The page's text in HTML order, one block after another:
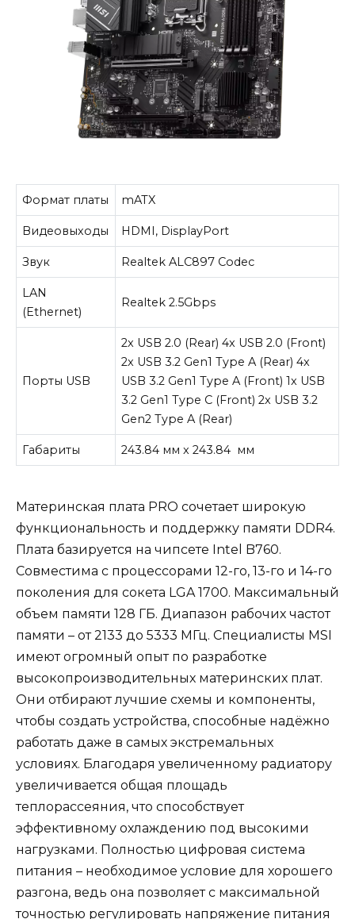
Формат платы mATX
Видеовыходы HDMI, DisplayPort
Звук Realtek ALC897 Codec
LAN
(Ethernet)
Realtek 2.5Gbps
Порты USB
2x USB 2.0 (Rear) 4x USB 2.0 (Front)
2x USB 3.2 Gen1 Type A (Rear) 4x
USB 3.2 Gen1 Type A (Front) 1x USB
3.2 Gen1 Type C (Front) 2x USB 3.2
Gen2 Type A (Rear)
Габариты 243.84 мм x 243.84 мм
Материнская плата PRO сочетает широкую
функциональность и поддержку памяти DDR4.
Плата базируется на чипсете Intel B760.
Совместима с процессорами 12-го, 13-го и 14-го
поколения для сокета LGA 1700. Максимальный
объем памяти 128 ГБ. Диапазон рабочих частот
памяти – от 2133 до 5333 МГц. Специалисты MSI
имеют огромный опыт по разработке
высокопроизводительных материнских плат.
Они отбирают лучшие схемы и компоненты,
чтобы создать устройства, способные надёжно
работать даже в самых экстремальных
условиях. Благодаря увеличенному радиатору
увеличивается общая площадь
теплорассеяния, что способствует
эффективному охлаждению под высокими
нагрузками. Полностью цифровая система
питания – необходимое условие для хорошего
разгона, ведь она позволяет с максимальной
точностью регулировать напряжение питания